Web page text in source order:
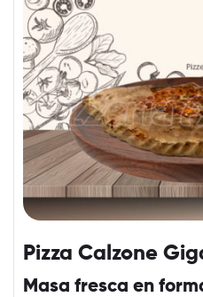
Pizza Calzone
Masa fresca en